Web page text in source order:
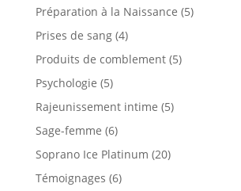
Préparation à la Naissance (5)
Prises de sang(4)
Produits de comblement(5)
Psychologie (5)
Rajeunissement intime (5)
Sage-femme (6)
Soprano Ice Platinum (20)
Témoignages (6)